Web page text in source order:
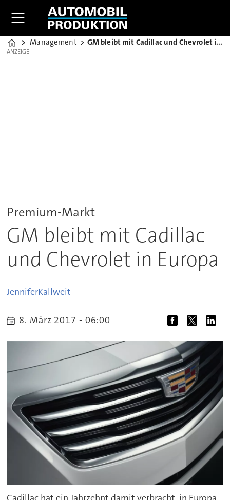
Home
Management GM bleibt mit Cadillac und Chevrolet in Europa
ANZEIGE
ANZEIGE
Premium-Markt
GM bleibt mit Cadillac
und Chevrolet in Europa
JenniferKallweit
8. März 2017 - 06:00